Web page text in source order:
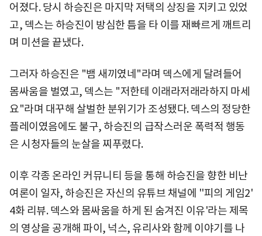
어졌다. 당시 하승진은 마지막 저택의 상징을 지키고 있었
고, 덱스는 하승진이 방심한 틈을 타 이를 재빠르게 깨트리
며 미션을 끝냈다.
그러자 하승진은 "뱀 새끼였네"라며 덱스에게 달려들어
몸싸움을 벌였고, 덱스는 "저한테 이래라저래라하지 마세
요"라며 대꾸해 살벌한 분위기가 조성됐다. 덱스의 정당한
플레이였음에도 불구, 하승진의 급작스러운 폭력적 행동
은 시청자들의 눈살을 찌푸렸다.
이후 각종 온라인 커뮤니티 등을 통해 하승진을 향한 비난
여론이 일자, 하승진은 자신의 유튜브 채널에 ''피의 게임2'
4화 리뷰. 덱스와 몸싸움을 하게 된 숨겨진 이유'라는 제목
의 영상을 공개해 파이, 넉스, 유리사와 함께 이야기를 나